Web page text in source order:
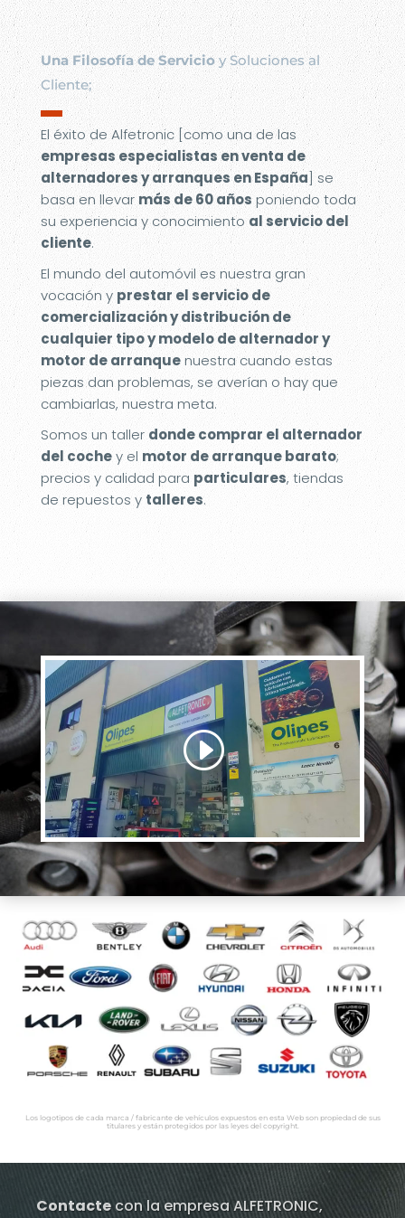
Una Filosofía de Servicioy Soluciones al
Cliente;
▬
El éxito de Alfetronic [como una de las
empresas especialistas en venta de
alternadores y arranques en España] se
basa en llevarmás de 60 añosponiendo toda
su experiencia y conocimiento al servicio del
cliente.
El mundo del automóvil es nuestra gran
vocación y prestar el servicio de
comercialización y distribución de
cualquier tipo y modelo de alternador y
motor de arranquenuestra cuando estas
piezas dan problemas, se averían o hay que
cambiarlas, nuestra meta.
Somos un taller donde comprar el alternador
del cochey el motor de arranque barato;
precios y calidad para particulares, tiendas
de repuestos y talleres.
Los logotipos de cada marca / fabricante de vehículos expuestos en esta Web son propiedad de sus
titulares y están protegidos por las leyes del copyright.
Contacte con la empresa ALFETRONIC,